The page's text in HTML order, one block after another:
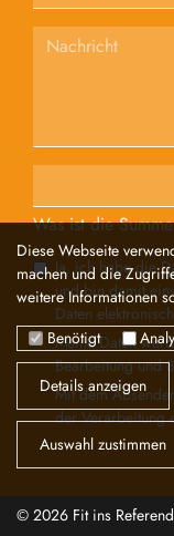
Was ist die
Ja, ich habe die
und bin damit
Daten
Meine Daten
Bearbeitung und
Mit dem
der Verarbeitung
© 2026 Fit ins
Diese Webseite
machen und die
weitere Informationen
Benötigt
Details anzeigen
Auswahl zustimmen